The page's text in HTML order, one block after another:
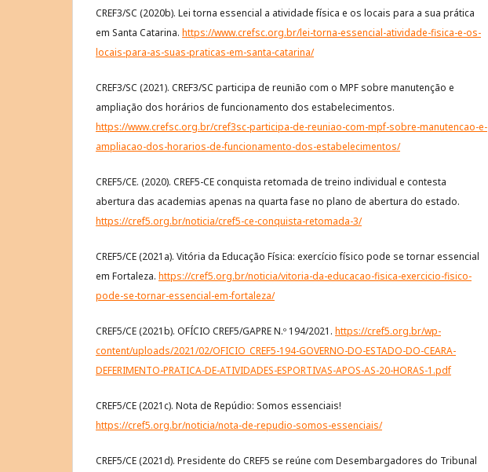
CREF3/SC (2020b). Lei torna essencial a atividade física e os locais para a sua prática
em Santa Catarina. https://www.crefsc.org.br/lei-torna-essencial-atividade-fisica-e-os-
locais-para-as-suas-praticas-em-santa-catarina/
CREF3/SC (2021). CREF3/SC participa de reunião com o MPF sobre manutenção e
ampliação dos horários de funcionamento dos estabelecimentos.
https://www.crefsc.org.br/cref3sc-participa-de-reuniao-com-mpf-sobre-manutencao-e-
ampliacao-dos-horarios-de-funcionamento-dos-estabelecimentos/
CREF5/CE. (2020). CREF5-CE conquista retomada de treino individual e contesta
abertura das academias apenas na quarta fase no plano de abertura do estado.
https://cref5.org.br/noticia/cref5-ce-conquista-retomada-3/
CREF5/CE (2021a). Vitória da Educação Física: exercício físico pode se tornar essencial
em Fortaleza. https://cref5.org.br/noticia/vitoria-da-educacao-fisica-exercicio-fisico-
pode-se-tornar-essencial-em-fortaleza/
CREF5/CE (2021b). OFÍCIO CREF5/GAPRE N.º 194/2021. https://cref5.org.br/wp-
content/uploads/2021/02/OFICIO_CREF5-194-GOVERNO-DO-ESTADO-DO-CEARA-
DEFERIMENTO-PRATICA-DE-ATIVIDADES-ESPORTIVAS-APOS-AS-20-HORAS-1.pdf
CREF5/CE (2021c). Nota de Repúdio: Somos essenciais!
https://cref5.org.br/noticia/nota-de-repudio-somos-essenciais/
CREF5/CE (2021d). Presidente do CREF5 se reúne com Desembargadores do Tribunal